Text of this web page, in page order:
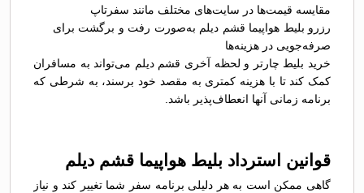
مقایسه قیمت‌ها در سایت‌های مختلف مانند سفرتاپ
رزرو بلیط هواپیما قشم دیلم به‌صورت رفت و برگشت برای
صرفه‌جویی در هزینه‌ها
خرید بلیط چارتر و لحظه آخری قشم دیلم می‌تواند به مسافران
کمک کند تا با هزینه کمتری به مقصد خود برسند، به شرطی که
برنامه زمانی آنها انعطاف‌پذیر باشد.
قوانین استرداد بلیط هواپیما قشم دیلم
گاهی ممکن است به هر دلیلی برنامه سفر شما تغییر کند و نیاز